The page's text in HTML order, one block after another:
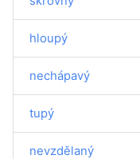
hloupý
nechápavý
tupý
nevzdělaný